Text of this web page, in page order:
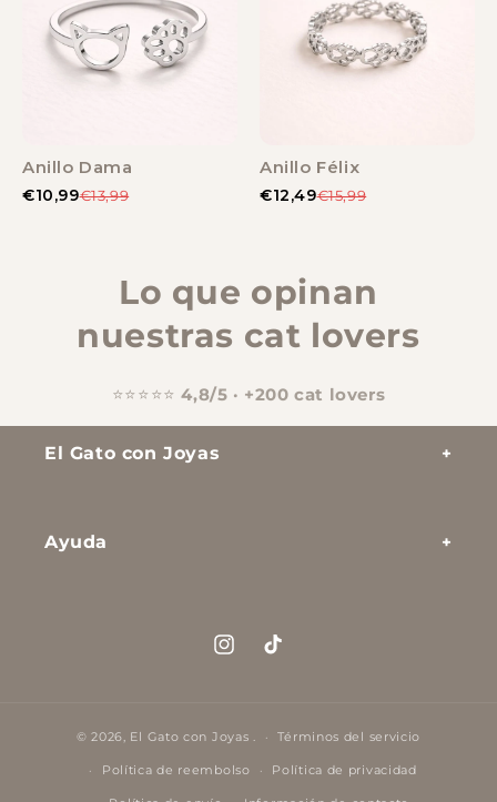
Anillo Dama
€10,99€13,99
Anillo Félix
€12,49€15,99
Lo que opinan
nuestras cat lovers
⭐⭐⭐⭐⭐4,8/5 · +200 cat lovers
El Gato con Joyas
Ayuda
Contacta con nosotros
Instagram
TikTok
© 2026, El Gato con Joyas Términos del servicio
Política de reembolso Política de privacidad